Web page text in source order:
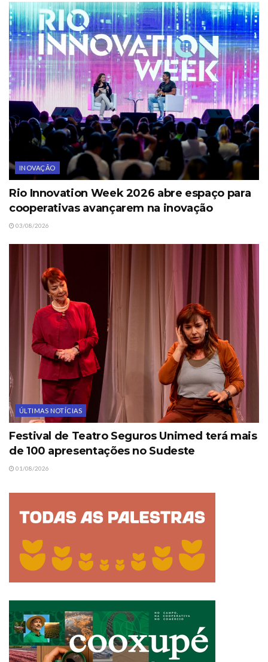
INOVAÇÃO
Rio Innovation Week 2026 abre espaço para
cooperativas avançarem na inovação
03/08/2026
ÚLTIMAS NOTÍCIAS
Festival de Teatro Seguros Unimed terá mais
de 100 apresentações no Sudeste
01/08/2026